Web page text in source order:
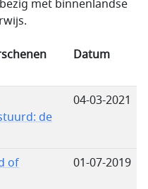
met binnenlandse
Datum
de
04-03-2021
of
01-07-2019